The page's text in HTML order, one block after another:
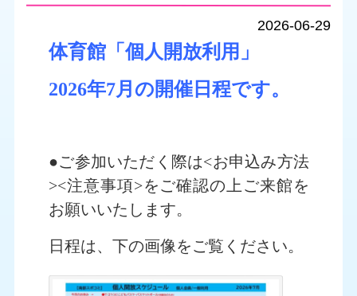
2026-06-29
体育館「個人開放利用」
2026年7月の開催日程です。
●ご参加いただく際は<お申込み方法
><注意事項>をご確認の上ご来館を
お願いいたします。
日程は、下の画像をご覧ください。